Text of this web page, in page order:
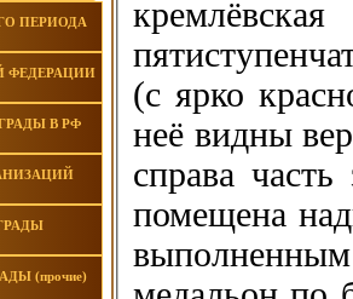
ПЕРИОДА
ФЕДЕРАЦИИ
В РФ
(прочие)
(с ярко
неё видны
справа
помещена